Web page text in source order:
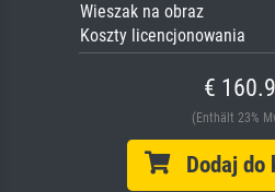
Wieszak na obraz
Koszty licencjonowania
€
(Enthält 23%
Dodaj do